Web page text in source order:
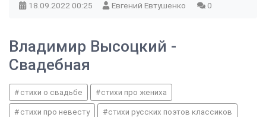
18.09.2022 00:25 Евгений Евтушенко 0
Владимир Высоцкий -
Свадебная
стихи о свадьбе стихи про жениха
стихи про невесту стихи русских поэтов классиков